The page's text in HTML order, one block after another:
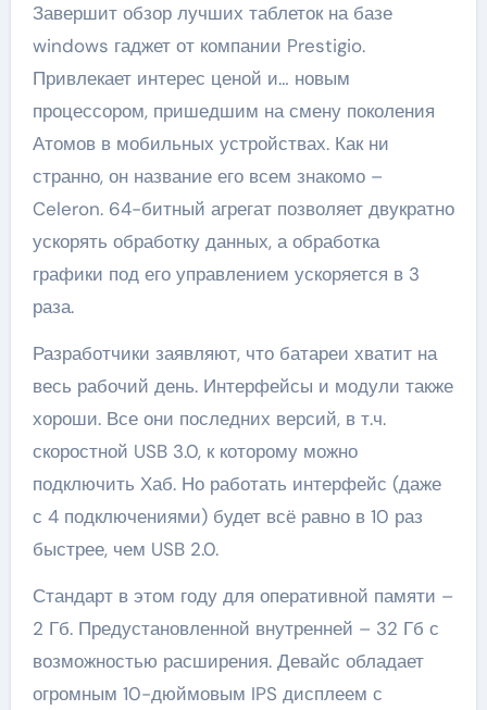
Завершит обзор лучших таблеток на базе
windows гаджет от компании Prestigio.
Привлекает интерес ценой и… новым
процессором, пришедшим на смену поколения
Атомов в мобильных устройствах. Как ни
странно, он название его всем знакомо –
Celeron. 64-битный агрегат позволяет двукратно
ускорять обработку данных, а обработка
графики под его управлением ускоряется в 3
раза.
Разработчики заявляют, что батареи хватит на
весь рабочий день. Интерфейсы и модули также
хороши. Все они последних версий, в т.ч.
скоростной USB 3.0, к которому можно
подключить Хаб. Но работать интерфейс (даже
с 4 подключениями) будет всё равно в 10 раз
быстрее, чем USB 2.0.
Стандарт в этом году для оперативной памяти –
2 Гб. Предустановленной внутренней – 32 Гб с
возможностью расширения. Девайс обладает
огромным 10-дюймовым IPS дисплеем с